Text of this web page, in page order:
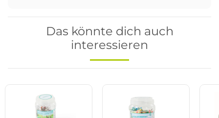
Das könnte dich auch
interessieren